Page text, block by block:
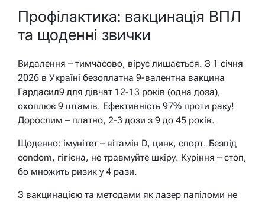
Профілактика: вакцинація ВПЛ
та щоденні звички
Видалення – тимчасово, вірус лишається. З 1 січня
2026 в Україні безоплатна 9-валентна вакцина
Гардасил9 для дівчат 12-13 років (одна доза),
охоплює 9 штамів. Ефективність 97% проти раку!
Дорослим – платно, 2-3 дози з 9 до 45 років.
Щоденно: імунітет – вітамін D, цинк, спорт. Безпід
condom, гігієна, не травмуйте шкіру. Куріння – стоп,
бо множить ризик у 4 рази.
З вакцинацією та методами як лазер папіломи не